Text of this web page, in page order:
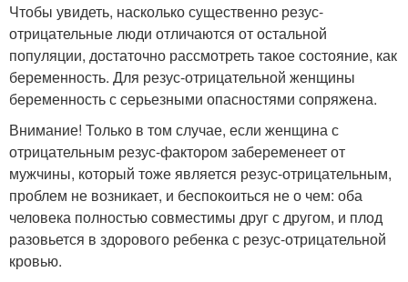
Чтобы увидеть, насколько существенно резус-
отрицательные люди отличаются от остальной
популяции, достаточно рассмотреть такое состояние, как
беременность. Для резус-отрицательной женщины
беременность с серьезными опасностями сопряжена.
Внимание! Только в том случае, если женщина с
отрицательным резус-фактором забеременеет от
мужчины, который тоже является резус-отрицательным,
проблем не возникает, и беспокоиться не о чем: оба
человека полностью совместимы друг с другом, и плод
разовьется в здорового ребенка с резус-отрицательной
кровью.